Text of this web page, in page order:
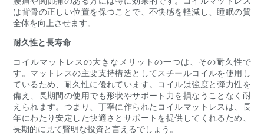
は背骨の正しい位置を保つことで、不快感を軽減し、睡眠の質
全体を向上させます。
耐久性と長寿命
コイルマットレスの大きなメリットの一つは、その耐久性で
す。マットレスの主要支持構造としてスチールコイルを使用し
ているため、耐久性に優れています。コイルは強度と弾力性を
備え、長期間の使用でも形状やサポート力を損なうことなく耐
えられます。つまり、丁寧に作られたコイルマットレスは、長
年にわたり安定した快適さとサポートを提供してくれるため、
長期的に見て賢明な投資と言えるでしょう。